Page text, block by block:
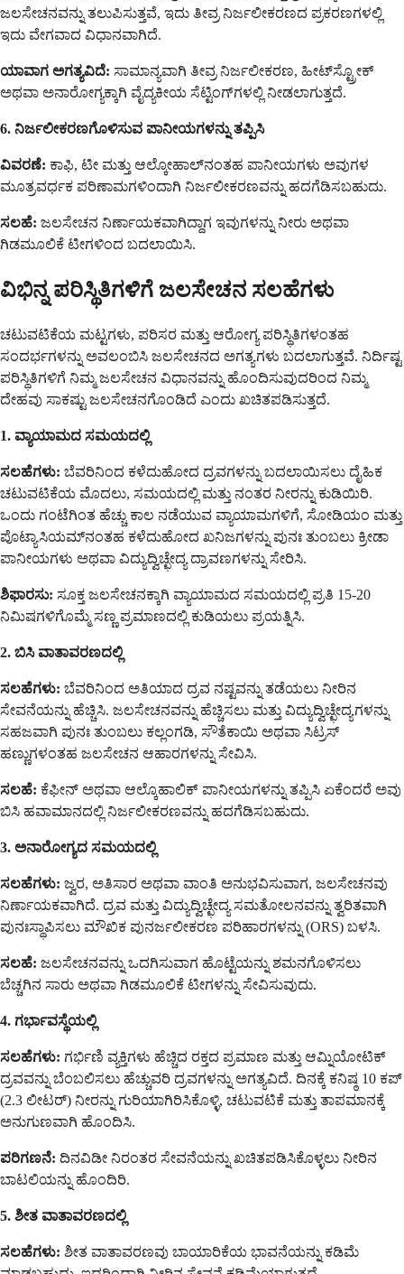
ಜಲಸೇಚನವನ್ನು ತಲುಪಿಸುತ್ತವೆ, ಇದು ತೀವ್ರ ನಿರ್ಜಲೀಕರಣದ ಪ್ರಕರಣಗಳಲ್ಲಿ
ಇದು ವೇಗವಾದ ವಿಧಾನವಾಗಿದೆ.
ಯಾವಾಗ ಅಗತ್ಯವಿದೆ: ಸಾಮಾನ್ಯವಾಗಿ ತೀವ್ರ ನಿರ್ಜಲೀಕರಣ, ಹೀಟ್‌ಸ್ಟ್ರೋಕ್
ಅಥವಾ ಅನಾರೋಗ್ಯಕ್ಕಾಗಿ ವೈದ್ಯಕೀಯ ಸೆಟ್ಟಿಂಗ್‌ಗಳಲ್ಲಿ ನೀಡಲಾಗುತ್ತದೆ.
6. ನಿರ್ಜಲೀಕರಣಗೊಳಿಸುವ ಪಾನೀಯಗಳನ್ನು ತಪ್ಪಿಸಿ
ವಿವರಣೆ: ಕಾಫಿ, ಟೀ ಮತ್ತು ಆಲ್ಕೋಹಾಲ್‌ನಂತಹ ಪಾನೀಯಗಳು ಅವುಗಳ
ಮೂತ್ರವರ್ಧಕ ಪರಿಣಾಮಗಳಿಂದಾಗಿ ನಿರ್ಜಲೀಕರಣವನ್ನು ಹದಗೆಡಿಸಬಹುದು.
ಸಲಹೆ: ಜಲಸೇಚನ ನಿರ್ಣಾಯಕವಾಗಿದ್ದಾಗ ಇವುಗಳನ್ನು ನೀರು ಅಥವಾ
ಗಿಡಮೂಲಿಕೆ ಟೀಗಳಿಂದ ಬದಲಾಯಿಸಿ.
ವಿಭಿನ್ನ ಪರಿಸ್ಥಿತಿಗಳಿಗೆ ಜಲಸೇಚನ ಸಲಹೆಗಳು
ಚಟುವಟಿಕೆಯ ಮಟ್ಟಗಳು, ಪರಿಸರ ಮತ್ತು ಆರೋಗ್ಯ ಪರಿಸ್ಥಿತಿಗಳಂತಹ
ಸಂದರ್ಭಗಳನ್ನು ಅವಲಂಬಿಸಿ ಜಲಸೇಚನದ ಅಗತ್ಯಗಳು ಬದಲಾಗುತ್ತವೆ. ನಿರ್ದಿಷ್ಟ
ಪರಿಸ್ಥಿತಿಗಳಿಗೆ ನಿಮ್ಮ ಜಲಸೇಚನ ವಿಧಾನವನ್ನು ಹೊಂದಿಸುವುದರಿಂದ ನಿಮ್ಮ
ದೇಹವು ಸಾಕಷ್ಟು ಜಲಸೇಚನಗೊಂಡಿದೆ ಎಂದು ಖಚಿತಪಡಿಸುತ್ತದೆ.
1. ವ್ಯಾಯಾಮದ ಸಮಯದಲ್ಲಿ
ಸಲಹೆಗಳು: ಬೆವರಿನಿಂದ ಕಳೆದುಹೋದ ದ್ರವಗಳನ್ನು ಬದಲಾಯಿಸಲು ದೈಹಿಕ
ಚಟುವಟಿಕೆಯ ಮೊದಲು, ಸಮಯದಲ್ಲಿ ಮತ್ತು ನಂತರ ನೀರನ್ನು ಕುಡಿಯಿರಿ.
ಒಂದು ಗಂಟೆಗಿಂತ ಹೆಚ್ಚು ಕಾಲ ನಡೆಯುವ ವ್ಯಾಯಾಮಗಳಿಗೆ, ಸೋಡಿಯಂ ಮತ್ತು
ಪೊಟ್ಯಾಸಿಯಮ್‌ನಂತಹ ಕಳೆದುಹೋದ ಖನಿಜಗಳನ್ನು ಪುನಃ ತುಂಬಲು ಕ್ರೀಡಾ
ಪಾನೀಯಗಳು ಅಥವಾ ವಿದ್ಯುದ್ವಿಚ್ಛೇದ್ಯ ದ್ರಾವಣಗಳನ್ನು ಸೇರಿಸಿ.
ಶಿಫಾರಸು: ಸೂಕ್ತ ಜಲಸೇಚನಕ್ಕಾಗಿ ವ್ಯಾಯಾಮದ ಸಮಯದಲ್ಲಿ ಪ್ರತಿ 15-20
ನಿಮಿಷಗಳಿಗೊಮ್ಮೆ ಸಣ್ಣ ಪ್ರಮಾಣದಲ್ಲಿ ಕುಡಿಯಲು ಪ್ರಯತ್ನಿಸಿ.
2. ಬಿಸಿ ವಾತಾವರಣದಲ್ಲಿ
ಸಲಹೆಗಳು: ಬೆವರಿನಿಂದ ಅತಿಯಾದ ದ್ರವ ನಷ್ಟವನ್ನು ತಡೆಯಲು ನೀರಿನ
ಸೇವನೆಯನ್ನು ಹೆಚ್ಚಿಸಿ. ಜಲಸೇಚನವನ್ನು ಹೆಚ್ಚಿಸಲು ಮತ್ತು ವಿದ್ಯುದ್ವಿಚ್ಛೇದ್ಯಗಳನ್ನು
ಸಹಜವಾಗಿ ಪುನಃ ತುಂಬಲು ಕಲ್ಲಂಗಡಿ, ಸೌತೆಕಾಯಿ ಅಥವಾ ಸಿಟ್ರಸ್
ಹಣ್ಣುಗಳಂತಹ ಜಲಸೇಚನ ಆಹಾರಗಳನ್ನು ಸೇವಿಸಿ.
ಸಲಹೆ: ಕೆಫೀನ್ ಅಥವಾ ಆಲ್ಕೊಹಾಲಿಕ್ ಪಾನೀಯಗಳನ್ನು ತಪ್ಪಿಸಿ ಏಕೆಂದರೆ ಅವು
ಬಿಸಿ ಹವಾಮಾನದಲ್ಲಿ ನಿರ್ಜಲೀಕರಣವನ್ನು ಹದಗೆಡಿಸಬಹುದು.
3. ಅನಾರೋಗ್ಯದ ಸಮಯದಲ್ಲಿ
ಸಲಹೆಗಳು: ಜ್ವರ, ಅತಿಸಾರ ಅಥವಾ ವಾಂತಿ ಅನುಭವಿಸುವಾಗ, ಜಲಸೇಚನವು
ನಿರ್ಣಾಯಕವಾಗಿದೆ. ದ್ರವ ಮತ್ತು ವಿದ್ಯುದ್ವಿಚ್ಛೇದ್ಯ ಸಮತೋಲನವನ್ನು ತ್ವರಿತವಾಗಿ
ಪುನಃಸ್ಥಾಪಿಸಲು ಮೌಖಿಕ ಪುನರ್ಜಲೀಕರಣ ಪರಿಹಾರಗಳನ್ನು (ORS) ಬಳಸಿ.
ಸಲಹೆ: ಜಲಸೇಚನವನ್ನು ಒದಗಿಸುವಾಗ ಹೊಟ್ಟೆಯನ್ನು ಶಮನಗೊಳಿಸಲು
ಬೆಚ್ಚಗಿನ ಸಾರು ಅಥವಾ ಗಿಡಮೂಲಿಕೆ ಟೀಗಳನ್ನು ಸೇವಿಸುವುದು.
4. ಗರ್ಭಾವಸ್ಥೆಯಲ್ಲಿ
ಸಲಹೆಗಳು: ಗರ್ಭಿಣಿ ವ್ಯಕ್ತಿಗಳು ಹೆಚ್ಚಿದ ರಕ್ತದ ಪ್ರಮಾಣ ಮತ್ತು ಆಮ್ನಿಯೋಟಿಕ್
ದ್ರವವನ್ನು ಬೆಂಬಲಿಸಲು ಹೆಚ್ಚುವರಿ ದ್ರವಗಳನ್ನು ಅಗತ್ಯವಿದೆ. ದಿನಕ್ಕೆ ಕನಿಷ್ಠ 10 ಕಪ್
(2.3 ಲೀಟರ್) ನೀರನ್ನು ಗುರಿಯಾಗಿರಿಸಿಕೊಳ್ಳಿ, ಚಟುವಟಿಕೆ ಮತ್ತು ತಾಪಮಾನಕ್ಕೆ
ಅನುಗುಣವಾಗಿ ಹೊಂದಿಸಿ.
ಪರಿಗಣನೆ: ದಿನವಿಡೀ ನಿರಂತರ ಸೇವನೆಯನ್ನು ಖಚಿತಪಡಿಸಿಕೊಳ್ಳಲು ನೀರಿನ
ಬಾಟಲಿಯನ್ನು ಹೊಂದಿರಿ.
5. ಶೀತ ವಾತಾವರಣದಲ್ಲಿ
ಸಲಹೆಗಳು: ಶೀತ ವಾತಾವರಣವು ಬಾಯಾರಿಕೆಯ ಭಾವನೆಯನ್ನು ಕಡಿಮೆ